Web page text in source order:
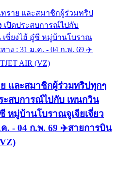
และสมาชิกผู้ร่วมทริปทุกๆ
ะสบการณ์ไปกับ เพนกวิน
หมู่บ้านโบราณจูเจียเจี่ยว
. - 04 ก.พ. 69 ✈️สายการบิน